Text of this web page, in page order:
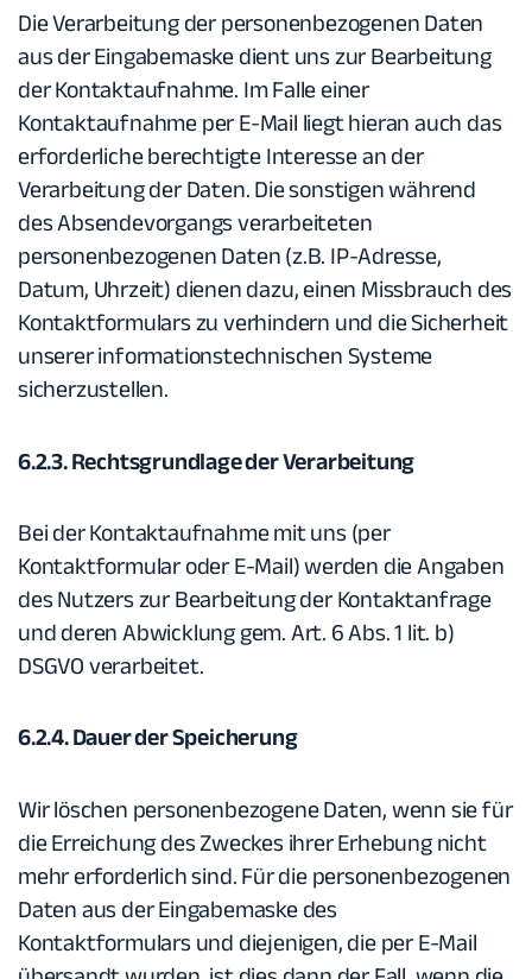
Die Verarbeitung der personenbezogenen Daten
aus der Eingabemaske dient uns zur Bearbeitung
der Kontaktaufnahme. Im Falle einer
Kontaktaufnahme per E-Mail liegt hieran auch das
erforderliche berechtigte Interesse an der
Verarbeitung der Daten. Die sonstigen während
des Absendevorgangs verarbeiteten
personenbezogenen Daten (z.B. IP-Adresse,
Datum, Uhrzeit) dienen dazu, einen Missbrauch des
Kontaktformulars zu verhindern und die Sicherheit
unserer informationstechnischen Systeme
sicherzustellen.
6.2.3. Rechtsgrundlage der Verarbeitung
Bei der Kontaktaufnahme mit uns (per
Kontaktformular oder E-Mail) werden die Angaben
des Nutzers zur Bearbeitung der Kontaktanfrage
und deren Abwicklung gem. Art. 6 Abs. 1 lit. b)
DSGVO verarbeitet.
6.2.4. Dauer der Speicherung
Wir löschen personenbezogene Daten, wenn sie für
die Erreichung des Zweckes ihrer Erhebung nicht
mehr erforderlich sind. Für die personenbezogenen
Daten aus der Eingabemaske des
Kontaktformulars und diejenigen, die per E-Mail